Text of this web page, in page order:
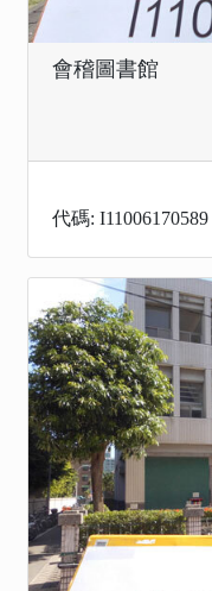
會稽圖書館
代碼: I11006170589